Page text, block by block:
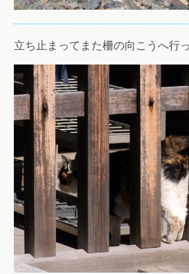
立ち止まってまた柵の向こうへ行